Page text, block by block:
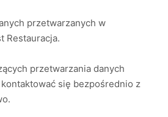
przetwarzanych w
Restauracja.
przetwarzania danych
się bezpośrednio z